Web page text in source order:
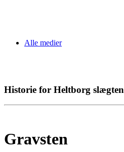
Alle medier
Historie for Heltborg slægten
Gravsten